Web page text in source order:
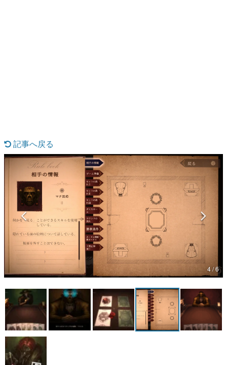
なんでゲームは面白い？
ゲーム開発者・hamatsu氏がゲームの魅力を画面や操作の
具体的な形から解き明かしていく、硬派で骨太な評論連載
です。
ゲームが変えた日本語
「経験値」「裏技」「ラスボス」… ゲームにまつわる言葉
の起源や用法の変遷を、コンピューター文化史研究家・タ
イニーP氏が徹底調査。
カテゴリ
マンガ
女性向け
アプリレビュー
記事へ戻る
4 / 6